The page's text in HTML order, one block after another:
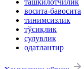
ташкилотчилик
восита-бавосита
тинимсизлик
тўсиқлик
сулувлик
одатлантир